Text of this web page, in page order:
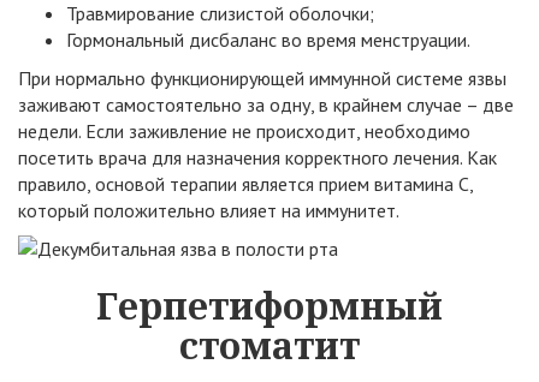
Травмирование слизистой оболочки;
Гормональный дисбаланс во время менструации.
При нормально функционирующей иммунной системе язвы
заживают самостоятельно за одну, в крайнем случае – две
недели. Если заживление не происходит, необходимо
посетить врача для назначения корректного лечения. Как
правило, основой терапии является прием витамина С,
который положительно влияет на иммунитет.
Герпетиформный
стоматит